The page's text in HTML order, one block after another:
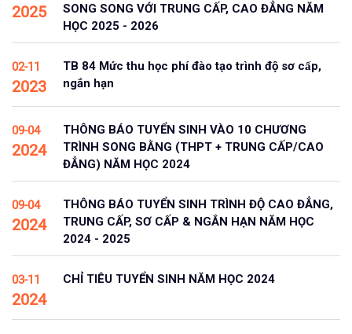
2025
SONG SONG VỚI TRUNG CẤP, CAO ĐẲNG NĂM
HỌC 2025 - 2026
02-11
2023
TB 84 Mức thu học phí đào tạo trình độ sơ cấp,
ngắn hạn
09-04
2024
THÔNG BÁO TUYỂN SINH VÀO 10 CHƯƠNG
TRÌNH SONG BẰNG (THPT + TRUNG CẤP/CAO
ĐẲNG) NĂM HỌC 2024
09-04
2024
THÔNG BÁO TUYỂN SINH TRÌNH ĐỘ CAO ĐẲNG,
TRUNG CẤP, SƠ CẤP & NGẮN HẠN NĂM HỌC
2024 - 2025
03-11
2024
CHỈ TIÊU TUYỂN SINH NĂM HỌC 2024